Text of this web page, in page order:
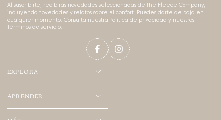
FacebookInstagram
EXPLORA
APRENDER
correo
electrónico
Al suscribirte, recibirás novedades seleccionadas de The Fleece Company,
incluyendo novedades y relatos sobre el confort. Puedes darte de baja en
cualquier momento. Consulta nuestra Política de privacidad y nuestros
Términos de servicio.